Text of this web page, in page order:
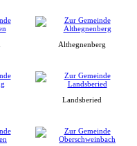
Althegnenberg
Landsberied